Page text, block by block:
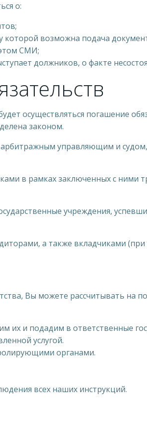
о:
возможна подача
СМИ;
должников, о факте
осуществляться погашение
законом.
управляющим и
в рамках заключенных с ними
учреждения,
а также вкладчиками
Вы можете рассчитывать на
и подадим в ответственные
услугой.
органами.
всех наших инструкций.